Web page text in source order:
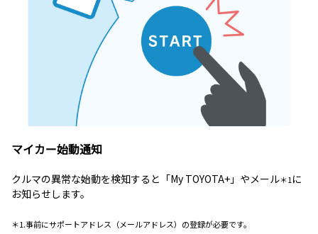
マイカー始動通知
クルマの異常な始動を検知すると「My TOYOTA+」やメール＊1に
お知らせします。
＊1.事前にサポートアドレス（メールアドレス）の登録が必要です。